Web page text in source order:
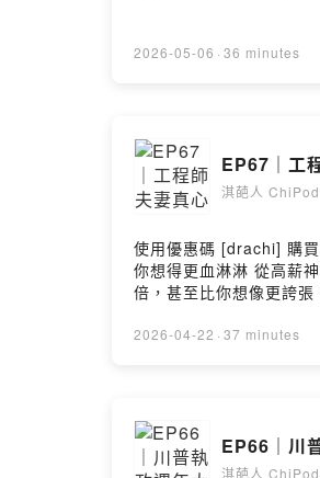
2026-05-06 · 36 minutes
EP67｜工
淇葩人
使用優惠碼 [drachi] 購買 Saily
你想得更血淋淋 從高薪
倍，甚至比你想像更誇
2026-04-22 · 37 minutes
EP66｜川
淇葩人